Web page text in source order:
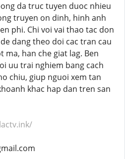
da truc tuyen duoc nhieu
truyen on dinh, hinh anh
phi. Chi voi vai thao tac don
dang theo doi cac tran cau
han che giat lag. Ben
uu trai nghiem bang cach
chiu, giup nguoi xem tan
khac hap dan tren san